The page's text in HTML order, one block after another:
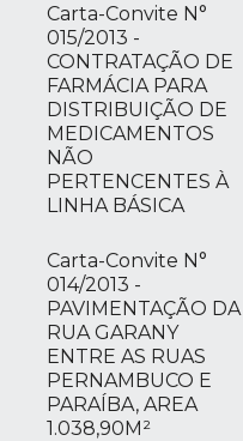
Carta-Convite N°
015/2013 -
CONTRATAÇÃO DE
FARMÁCIA PARA
DISTRIBUIÇÃO DE
MEDICAMENTOS
NÃO
PERTENCENTES À
LINHA BÁSICA
Carta-Convite N°
014/2013 -
PAVIMENTAÇÃO DA
RUA GARANY
ENTRE AS RUAS
PERNAMBUCO E
PARAÍBA, AREA
1.038,90M²